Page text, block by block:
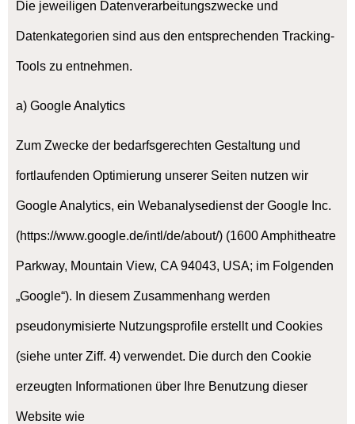
Die jeweiligen Datenverarbeitungszwecke und
Datenkategorien sind aus den entsprechenden Tracking-
Tools zu entnehmen.
a) Google Analytics
Zum Zwecke der bedarfsgerechten Gestaltung und
fortlaufenden Optimierung unserer Seiten nutzen wir
Google Analytics, ein Webanalysedienst der Google Inc.
(https://www.google.de/intl/de/about/) (1600 Amphitheatre
Parkway, Mountain View, CA 94043, USA; im Folgenden
„Google“). In diesem Zusammenhang werden
pseudonymisierte Nutzungsprofile erstellt und Cookies
(siehe unter Ziff. 4) verwendet. Die durch den Cookie
erzeugten Informationen über Ihre Benutzung dieser
Website wie